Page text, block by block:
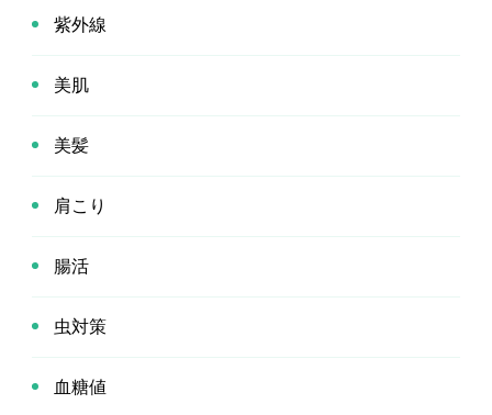
紫外線
美肌
美髪
肩こり
腸活
虫対策
血糖値